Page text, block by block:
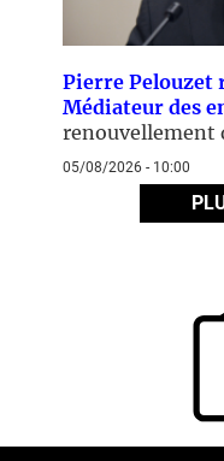
Pierre Pelouzet
Médiateur des
renouvellement
05/08/2026 - 10:00